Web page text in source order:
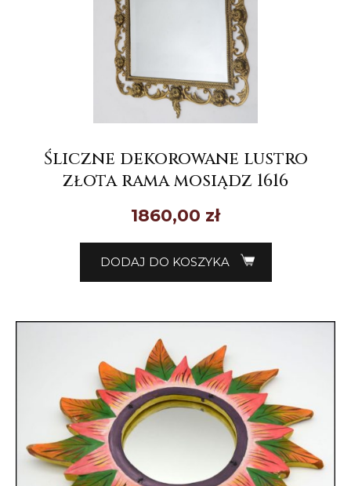
Śliczne dekorowane lustro
złota rama mosiądz 1616
1860,00 zł
DODAJ DO KOSZYKA